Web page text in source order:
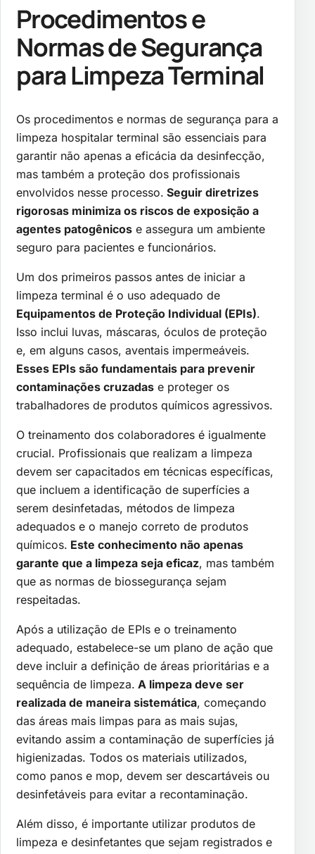
Procedimentos e
Normas de Segurança
para Limpeza Terminal
Os procedimentos e normas de segurança para a
limpeza hospitalar terminal são essenciais para
garantir não apenas a eficácia da desinfecção,
mas também a proteção dos profissionais
envolvidos nesse processo. Seguir diretrizes
rigorosas minimiza os riscos de exposição a
agentes patogênicos e assegura um ambiente
seguro para pacientes e funcionários.
Um dos primeiros passos antes de iniciar a
limpeza terminal é o uso adequado de
Equipamentos de Proteção Individual (EPIs).
Isso inclui luvas, máscaras, óculos de proteção
e, em alguns casos, aventais impermeáveis.
Esses EPIs são fundamentais para prevenir
contaminações cruzadas e proteger os
trabalhadores de produtos químicos agressivos.
O treinamento dos colaboradores é igualmente
crucial. Profissionais que realizam a limpeza
devem ser capacitados em técnicas específicas,
que incluem a identificação de superfícies a
serem desinfetadas, métodos de limpeza
adequados e o manejo correto de produtos
químicos. Este conhecimento não apenas
garante que a limpeza seja eficaz, mas também
que as normas de biossegurança sejam
respeitadas.
Após a utilização de EPIs e o treinamento
adequado, estabelece-se um plano de ação que
deve incluir a definição de áreas prioritárias e a
sequência de limpeza. A limpeza deve ser
realizada de maneira sistemática, começando
das áreas mais limpas para as mais sujas,
evitando assim a contaminação de superfícies já
higienizadas. Todos os materiais utilizados,
como panos e mop, devem ser descartáveis ou
desinfetáveis para evitar a recontaminação.
Além disso, é importante utilizar produtos de
limpeza e desinfetantes que sejam registrados e